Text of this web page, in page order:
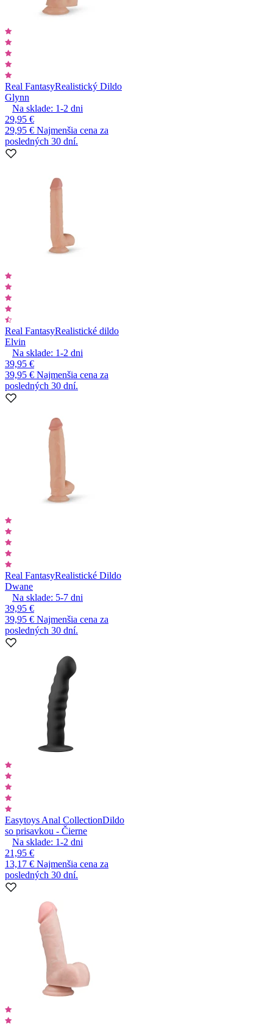
Real FantasyRealistický Dildo
Glynn
Na sklade: 1-2 dni
29,95 €
29,95 € Najmenšia cena za
posledných 30 dní.
Real FantasyRealistické dildo
Elvin
Na sklade: 1-2 dni
39,95 €
39,95 € Najmenšia cena za
posledných 30 dní.
Real FantasyRealistické Dildo
Dwane
Na sklade: 5-7 dni
39,95 €
39,95 € Najmenšia cena za
posledných 30 dní.
Easytoys Anal CollectionDildo
so prisavkou - Čierne
Na sklade: 1-2 dni
21,95 €
13,17 € Najmenšia cena za
posledných 30 dní.